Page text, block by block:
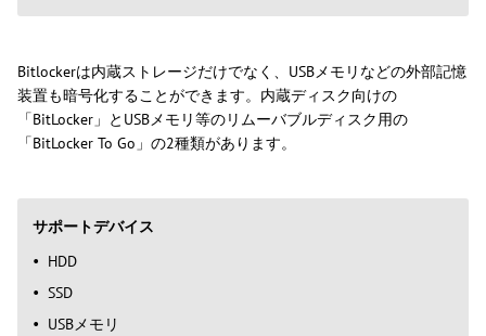
Bitlockerは内蔵ストレージだけでなく、USBメモリなどの外部記憶
装置も暗号化することができます。内蔵ディスク向けの
「BitLocker」とUSBメモリ等のリムーバブルディスク用の
「BitLocker To Go」の2種類があります。
サポートデバイス
HDD
SSD
USBメモリ